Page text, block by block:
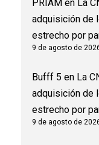
PRIAM en La
adquisición de
estrecho por
9 de agosto de
Bufff 5 en La
adquisición de
estrecho por
9 de agosto de